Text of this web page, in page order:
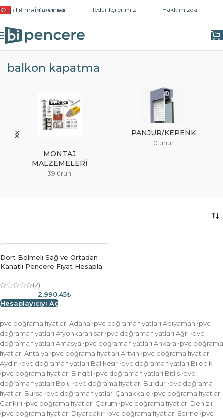
Skip to main content
TR Kurumsal Tedarikçilerimiz Hakkımızda
Ana Sayfa
balkon kapatma
MONTAJ
MALZEMELERI
39 ürün
PANJUR/KEPENK
0 ürün
Dört Bölmeli Sağ ve Ortadan
Kanatlı Pencere Fiyat Hesapla
(2)
2,990.45₺
Hesaplayıcıyı Aç
pvc doğrama fiyatları Adana •pvc doğrama fiyatları Adıyaman •pvc
doğrama fiyatları Afyonkarahisar •pvc doğrama fiyatları Ağrı •pvc
doğrama fiyatları Amasya •pvc doğrama fiyatları Ankara •pvc doğrama
fiyatları Antalya •pvc doğrama fiyatları Artvin •pvc doğrama fiyatları
Aydın •pvc doğrama fiyatları Balıkesir •pvc doğrama fiyatları Bilecik
•pvc doğrama fiyatları Bingöl •pvc doğrama fiyatları Bitlis •pvc
doğrama fiyatları Bolu •pvc doğrama fiyatları Burdur •pvc doğrama
fiyatları Bursa •pvc doğrama fiyatları Çanakkale •pvc doğrama fiyatları
Çankırı •pvc doğrama fiyatları Çorum •pvc doğrama fiyatları Denizli
•pvc doğrama fiyatları Diyarbakır •pvc doğrama fiyatları Edirne •pvc